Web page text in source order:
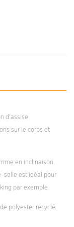
d’assise
sur le corps et
en inclinaison.
selle est idéal pour
par exemple.
polyester recyclé.